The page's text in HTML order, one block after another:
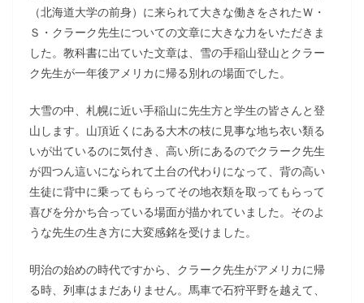
（北海道大学の前身）に来られて大きな働きをされたＷ・
Ｓ・クラーク先生についての文章に大きな力をいただきま
した。教科書に出ていた文章は、雪の手稲山登山とクラー
ク先生が一年後アメリカに帰る別れの場面でした。
大雪の中、札幌に近い手稲山に先生方と学生の皆さんと登
山します。山頂近くにある大木の枝に見事な地ち衣い類る
いが出ているのに気付き、高い所にあるのでクラーク先生
が四つん這いになられて土台の代わりになって、背の高い
生徒に背中に乗ってもらってその地衣類を取ってもらって
喜びを分かち合っている場面が描かれていました。そのよ
うな先生の生き方に大変感銘を受けました。
明治の始めの時代ですから、クラーク先生がアメリカに帰
る時、列車はまだありません。馬車で石狩平野を越えて、